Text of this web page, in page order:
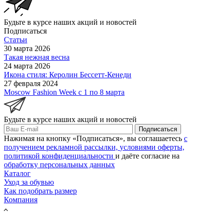
Будьте в курсе наших акций и новостей
Подписаться
Статьи
30 марта 2026
Такая нежная весна
24 марта 2026
Икона стиля: Керолин Бессетт-Кенеди
27 февраля 2024
Moscow Fashion Week с 1 по 8 марта
Будьте в курсе наших акций и новостей
Подписаться
Нажимая на кнопку «Подписаться», вы соглашаетесь с
получением рекламной рассылки, условиями оферты,
политикой конфиденциальности и даёте согласие на
обработку персональных данных
Каталог
Уход за обувью
Как подобрать размер
Компания